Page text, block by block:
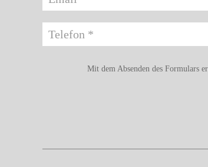
Telefon *
Mit dem Absenden des Formulars